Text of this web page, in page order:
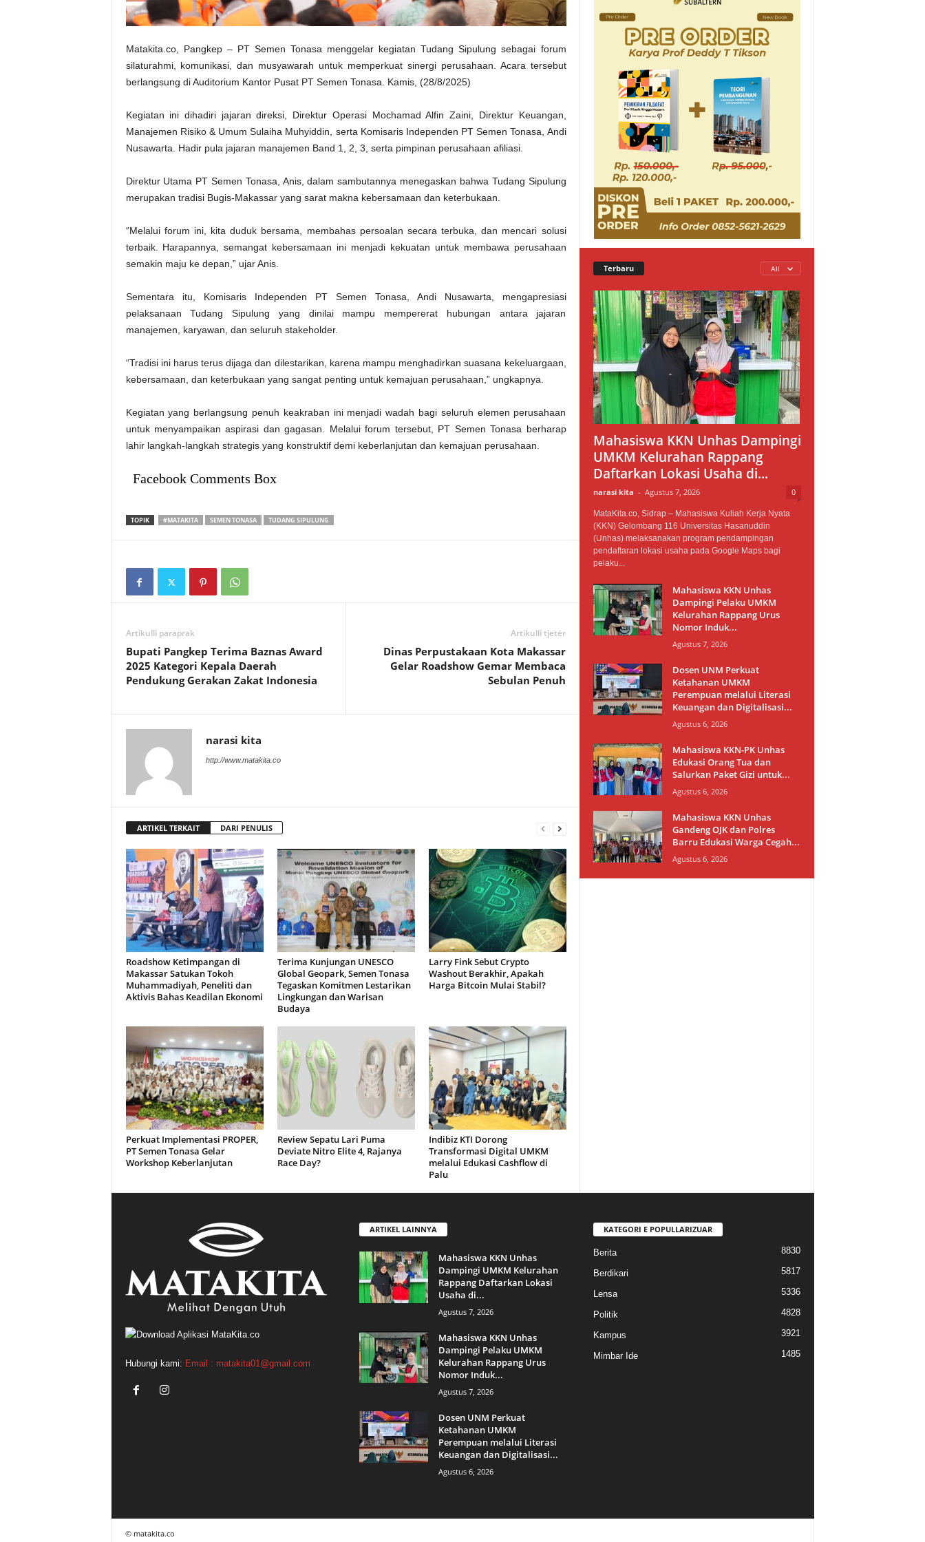
Matakita.co, Pangkep – PT Semen Tonasa menggelar kegiatan Tudang Sipulung sebagai forum
silaturahmi, komunikasi, dan musyawarah untuk memperkuat sinergi perusahaan. Acara tersebut
berlangsung di Auditorium Kantor Pusat PT Semen Tonasa. Kamis, (28/8/2025)
Kegiatan ini dihadiri jajaran direksi, Direktur Operasi Mochamad Alfin Zaini, Direktur Keuangan,
Manajemen Risiko & Umum Sulaiha Muhyiddin, serta Komisaris Independen PT Semen Tonasa, Andi
Nusawarta. Hadir pula jajaran manajemen Band 1, 2, 3, serta pimpinan perusahaan afiliasi.
Direktur Utama PT Semen Tonasa, Anis, dalam sambutannya menegaskan bahwa Tudang Sipulung
merupakan tradisi Bugis-Makassar yang sarat makna kebersamaan dan keterbukaan.
“Melalui forum ini, kita duduk bersama, membahas persoalan secara terbuka, dan mencari solusi
terbaik. Harapannya, semangat kebersamaan ini menjadi kekuatan untuk membawa perusahaan
semakin maju ke depan,” ujar Anis.
Sementara itu, Komisaris Independen PT Semen Tonasa, Andi Nusawarta, mengapresiasi
pelaksanaan Tudang Sipulung yang dinilai mampu mempererat hubungan antara jajaran
manajemen, karyawan, dan seluruh stakeholder.
“Tradisi ini harus terus dijaga dan dilestarikan, karena mampu menghadirkan suasana kekeluargaan,
kebersamaan, dan keterbukaan yang sangat penting untuk kemajuan perusahaan,” ungkapnya.
Kegiatan yang berlangsung penuh keakraban ini menjadi wadah bagi seluruh elemen perusahaan
untuk menyampaikan aspirasi dan gagasan. Melalui forum tersebut, PT Semen Tonasa berharap
lahir langkah-langkah strategis yang konstruktif demi keberlanjutan dan kemajuan perusahaan.
Facebook Comments Box
TOPIK #MATAKITA SEMEN TONASA TUDANG SIPULUNG
Artikulli paraprak
Bupati Pangkep Terima Baznas Award
2025 Kategori Kepala Daerah
Pendukung Gerakan Zakat Indonesia
Artikulli tjetër
Dinas Perpustakaan Kota Makassar
Gelar Roadshow Gemar Membaca
Sebulan Penuh
narasi kita
http://www.matakita.co
ARTIKEL TERKAIT DARI PENULIS
Roadshow Ketimpangan di
Makassar Satukan Tokoh
Muhammadiyah, Peneliti dan
Aktivis Bahas Keadilan Ekonomi
Terima Kunjungan UNESCO
Global Geopark, Semen Tonasa
Tegaskan Komitmen Lestarikan
Lingkungan dan Warisan
Budaya
Larry Fink Sebut Crypto
Washout Berakhir, Apakah
Harga Bitcoin Mulai Stabil?
Perkuat Implementasi PROPER,
PT Semen Tonasa Gelar
Workshop Keberlanjutan
Review Sepatu Lari Puma
Deviate Nitro Elite 4, Rajanya
Race Day?
Indibiz KTI Dorong
Transformasi Digital UMKM
melalui Edukasi Cashflow di
Palu
Terbaru All
Mahasiswa KKN Unhas Dampingi
UMKM Kelurahan Rappang
Daftarkan Lokasi Usaha di...
narasi kita - Agustus 7, 2026 0
MataKita.co, Sidrap – Mahasiswa Kuliah Kerja Nyata
(KKN) Gelombang 116 Universitas Hasanuddin
(Unhas) melaksanakan program pendampingan
pendaftaran lokasi usaha pada Google Maps bagi
pelaku...
Mahasiswa KKN Unhas
Dampingi Pelaku UMKM
Kelurahan Rappang Urus
Nomor Induk...
Agustus 7, 2026
Dosen UNM Perkuat
Ketahanan UMKM
Perempuan melalui Literasi
Keuangan dan Digitalisasi...
Agustus 6, 2026
Mahasiswa KKN-PK Unhas
Edukasi Orang Tua dan
Salurkan Paket Gizi untuk...
Agustus 6, 2026
Mahasiswa KKN Unhas
Gandeng OJK dan Polres
Barru Edukasi Warga Cegah...
Agustus 6, 2026
Hubungi kami: Email : matakita01@gmail.com
ARTIKEL LAINNYA
Mahasiswa KKN Unhas
Dampingi UMKM Kelurahan
Rappang Daftarkan Lokasi
Usaha di...
Agustus 7, 2026
Mahasiswa KKN Unhas
Dampingi Pelaku UMKM
Kelurahan Rappang Urus
Nomor Induk...
Agustus 7, 2026
Dosen UNM Perkuat
Ketahanan UMKM
Perempuan melalui Literasi
Keuangan dan Digitalisasi...
Agustus 6, 2026
KATEGORI E POPULLARIZUAR
Berita 8830
Berdikari 5817
Lensa 5336
Politik 4828
Kampus 3921
Mimbar Ide 1485
© matakita.co